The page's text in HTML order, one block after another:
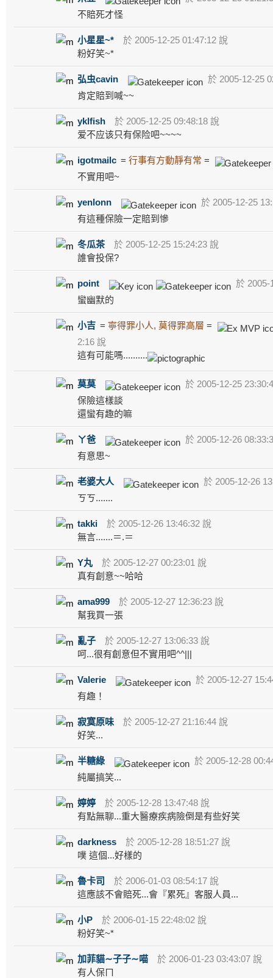
不賠死才怪
小星星~*
於 2005-12-25 01:47:12 說
粉好笑~*
弘虫cavin
於 2005-12-25
肯定賠到喊~~
yklfish
於 2005-12-25 09:48:18 說
爱不应该只有保险吧~~~~
igotmailc =行事有方動靜有常 =
不實用吧~
yenlonn
於 2005-12-25
有這種保險一定賠到慘
冬瓜茶
於 2005-12-25 15:24:23 說
誰會投保?
point
於 2005-
蠻幽默的
小吉 = 寧得罪小人, 莫得罪高層 =
2:16 說
這有可能嗎..........
莫莫
於 2005-12-25
保險這樣談
還蠻有趣的嘛
ㄚ爸
於 2005-12-26
有意思~
老婆大人
於 2005-12-26
ㄎㄎ.......
takki
於 2005-12-26 13:46:32 說
無言.......＝.＝
Y丸
於 2005-12-27 00:23:01 說
真有創意~~哈哈
ama999
於 2005-12-27 12:36:23 說
幫我買一張
亂子
於 2005-12-27 13:06:33 說
呵...很有創意但不實用吧^^|||
Valerie
於 2005-12-27
有趣！
寂寞原味
於 2005-12-27 21:16:44 說
好笑...
半糖綠
於 2005-12-28
純屬搞笑...
婷婷
於 2005-12-28 13:47:48 說
有點無聊...重大醫療疾病險倒是有些好笑
darkness
於 2005-12-28 18:51:27 說
噗 這個...好樣的
魯卡司
於 2006-01-03 08:54:17 說
這應該不會賠死...會『累死』客服人員...
小P
於 2006-01-15 22:48:02 說
粉好笑~*
加菲貓∼子子∼喵
於 2006-01-23 03:43:07 說
有人保ㄇ